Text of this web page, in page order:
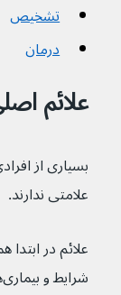
تشخیص
درمان
علائم
بسیاری از
علامتی ندارند.
علائم در
شرایط و بیماری‌های دیگر باشند.